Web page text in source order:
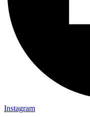
Instagram